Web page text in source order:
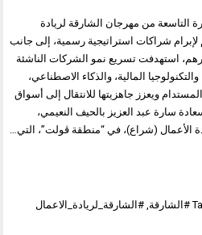
2026،شهدت الدورة التاسعة من مهرجان الشارقة لريادة
17 مذكرة تفاهم لإبرام شراكات استراتيجية رسمية، إلى جانب
بقيمة 100 مليون درهم، استهدفت تسريع نمو الشركات الناشئة
المالية، والذكاء الاصطناعي،
ويعزز جاهزيتها للانتقال إلى أسواق
سارة عبد العزيز بالحيف النعيمي،
الأعمال (شراع)، في “منطقة ڤولت”، التي…
#الشارقة,#الشارقة_لريادة_الاعمال